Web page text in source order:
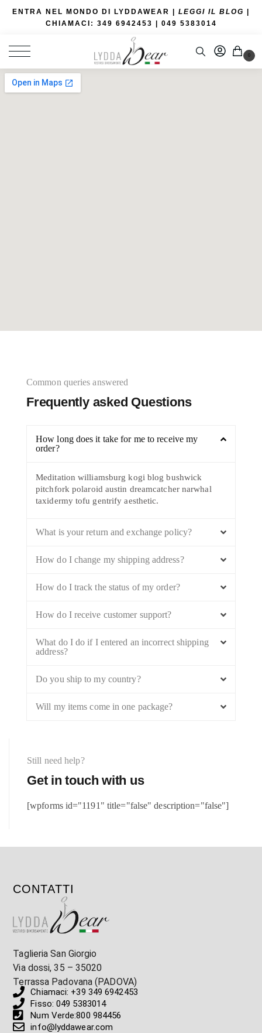
ENTRA NEL MONDO DI LYDDAWEAR | LEGGI IL BLOG |
CHIAMACI: 349 6942453 | 049 5383014
0
Common queries answered
Frequently asked Questions
How long does it take for me to receive my
order?
Meditation williamsburg kogi blog bushwick
pitchfork polaroid austin dreamcatcher narwhal
taxidermy tofu gentrify aesthetic.
What is your return and exchange policy?
How do I change my shipping address?
How do I track the status of my order?
How do I receive customer support?
What do I do if I entered an incorrect shipping
address?
Do you ship to my country?
Will my items come in one package?
Still need help?
Get in touch with us
[wpforms id="1191" title="false" description="false"]
CONTATTI
Taglieria San Giorgio
Via dossi, 35 – 35020
Terrassa Padovana (PADOVA)
Chiamaci: +39 349 6942453
Fisso: 049 5383014
Num Verde:800 984456
info@lyddawear.com